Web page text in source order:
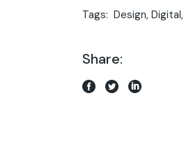
Tags: Design,Digital,
Share: